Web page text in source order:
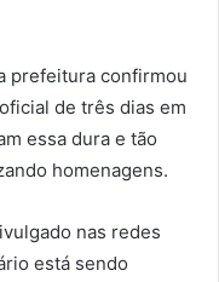
prefeitura confirmou
de três dias em
essa dura e tão
homenagens.
nas redes
está sendo